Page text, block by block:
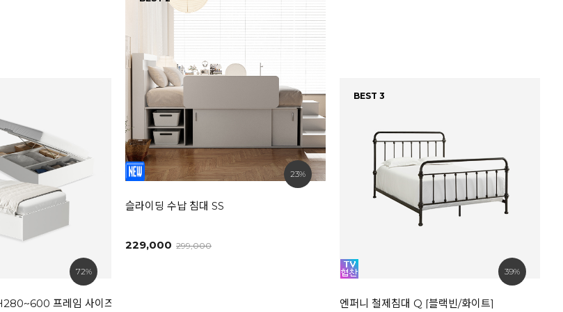
72%
프레임 사이즈선택
23%
슬라이딩 수납 침대 SS
229,000 299,000
BEST 3
39%
엔퍼니 철제침대 Q [블랙빈/화이트]